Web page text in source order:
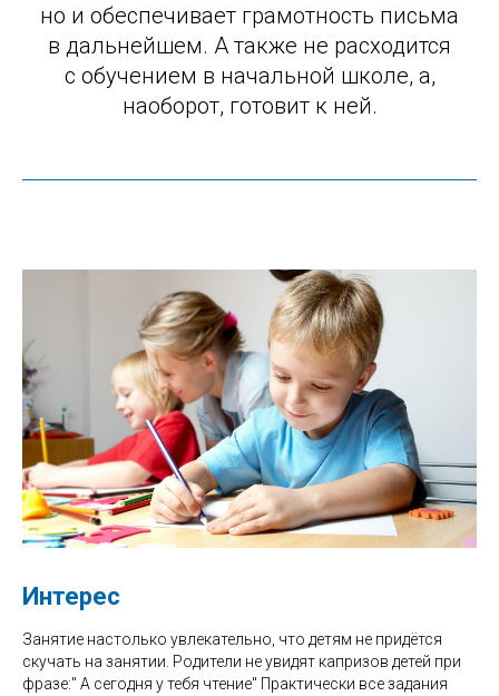
но и обеспечивает грамотность письма
в дальнейшем. А также не расходится
с обучением в начальной школе, а,
наоборот, готовит к ней.
Интерес
Занятие настолько увлекательно, что детям не придётся
скучать на занятии. Родители не увидят капризов детей при
фразе:" А сегодня у тебя чтение" Практически все задания